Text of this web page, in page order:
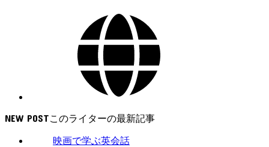
NEW POST
映画で学ぶ英会話